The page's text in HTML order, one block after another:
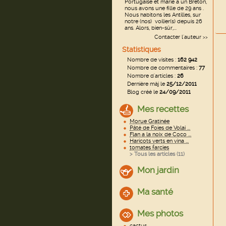
Portugaise et marié a un Breton,
nous avons une fille de 29 ans .
Nous habitons les Antilles, sur
notre (nos) voilier(s) depuis 26
ans. Alors, bien-sûr,...
Contacter l'auteur >>
Statistiques
Nombre de visites : 162 942
Nombre de commentaires : 77
Nombre d'articles : 26
Dernière màj le25/12/2011
Blog créé le24/09/2011
Mes recettes
Morue Gratinée
Pâté de Foies de Volai ...
Flan a la noix de Coco ...
Haricots verts en vina ...
tomates farcies
> Tous les articles (11)
Mon jardin
Ma santé
Mes photos